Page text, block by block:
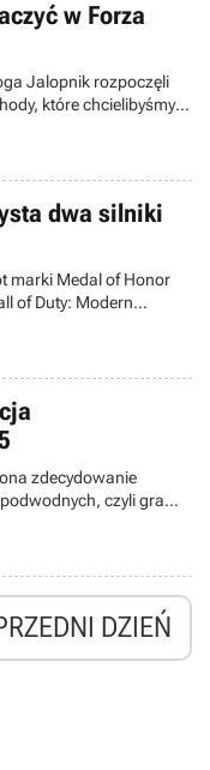
w Forza
Jalopnik rozpoczęli
które chcielibyśmy
akcji gracze mogą
najbardziej
dwa silniki
marki Medal of Honor
of Duty: Modern
serca takie podejście,
graficzne, z których
zdecydowanie
czyli gra
wydana 4 marca.
edycji
DZIEŃ